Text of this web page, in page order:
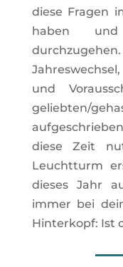
diese Fragen
haben
und
geliebten/
diese Zeit
Leuchtturm
dieses Jahr
immer bei
Hinterkopf: Ist